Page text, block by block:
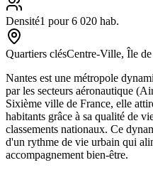
Densité1 pour 6 020 hab.
Quartiers clésCentre-Ville, Île
Nantes est une métropole
par les secteurs aéronautique
Sixième ville de France, elle
habitants grâce à sa qualité de
classements nationaux. Ce
d'un rythme de vie urbain qui
accompagnement bien-être.